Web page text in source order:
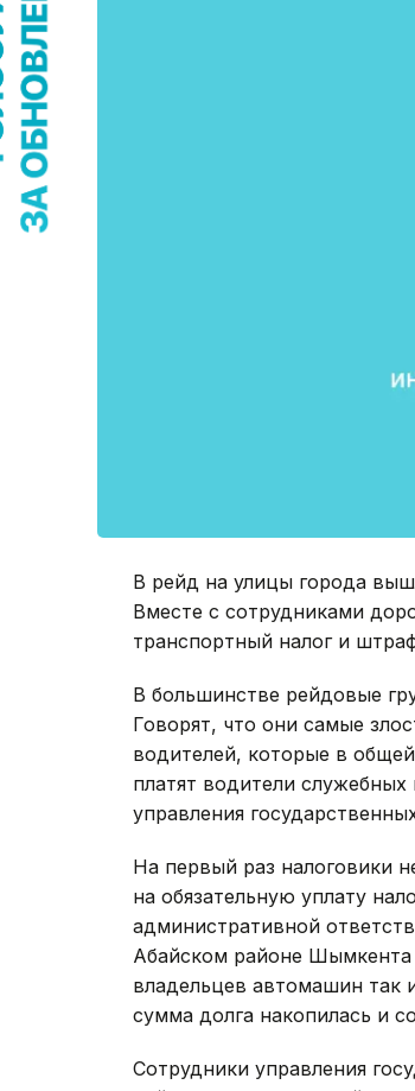
В рейд на улицы города
Вместе с сотрудниками
транспортный налог и
В большинстве рейдовые
Говорят, что они самые
водителей, которые в
платят водители
управления
На первый раз налоговики
на обязательную уплату
административной
Абайском районе Шымкента
владельцев автомашин так
сумма долга накопилась и
Сотрудники управления